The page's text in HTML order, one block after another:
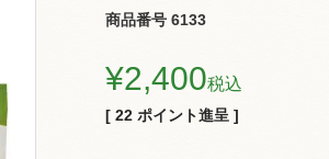
商品番号 6133
¥2,400税込
[ 22 ポイント進呈 ]